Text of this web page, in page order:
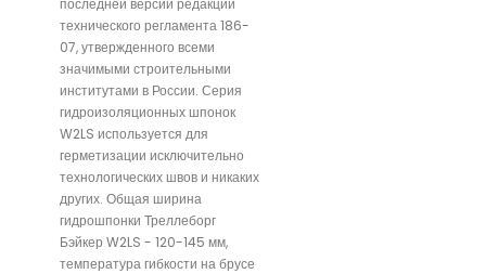
технического регламента 186-
07, утвержденного всеми
значимыми строительными
институтами в России. Серия
гидроизоляционных шпонок
W2LS используется для
герметизации исключительно
технологических швов и никаких
других. Общая ширина
гидрошпонки Треллеборг
Бэйкер W2LS - 120-145 мм,
температура гибкости на брусе